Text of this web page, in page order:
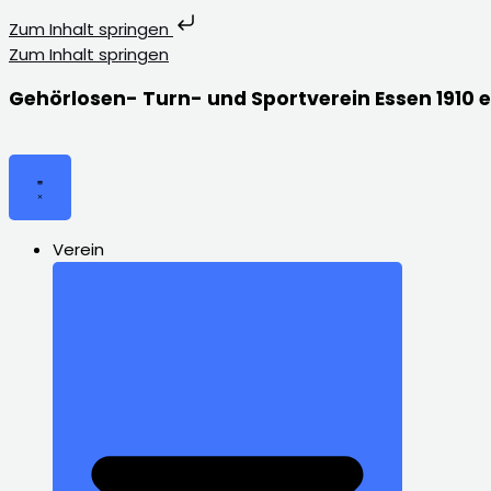
Zum Inhalt springen
Zum Inhalt springen
Gehörlosen- Turn- und Sportverein Essen 1910
Verein